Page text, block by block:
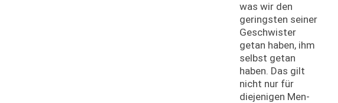
was wir den
geringsten seiner
Geschwister
getan haben, ihm
selbst getan
haben. Das gilt
nicht nur für
diejenigen Men-